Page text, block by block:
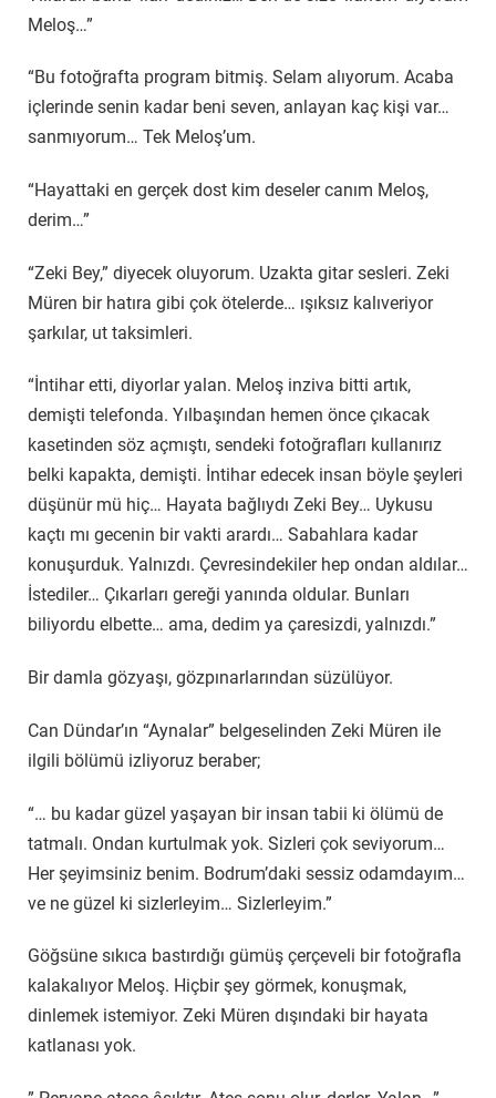
Meloş…”
“Bu fotoğrafta program bitmiş. Selam alıyorum. Acaba
içlerinde senin kadar beni seven, anlayan kaç kişi var…
sanmıyorum… Tek Meloş’um.
“Hayattaki en gerçek dost kim deseler canım Meloş,
derim…”
“Zeki Bey,” diyecek oluyorum. Uzakta gitar sesleri. Zeki
Müren bir hatıra gibi çok ötelerde… ışıksız kalıveriyor
şarkılar, ut taksimleri.
“İntihar etti, diyorlar yalan. Meloş inziva bitti artık,
demişti telefonda. Yılbaşından hemen önce çıkacak
kasetinden söz açmıştı, sendeki fotoğrafları kullanırız
belki kapakta, demişti. İntihar edecek insan böyle şeyleri
düşünür mü hiç… Hayata bağlıydı Zeki Bey… Uykusu
kaçtı mı gecenin bir vakti arardı… Sabahlara kadar
konuşurduk. Yalnızdı. Çevresindekiler hep ondan aldılar…
İstediler… Çıkarları gereği yanında oldular. Bunları
biliyordu elbette… ama, dedim ya çaresizdi, yalnızdı.”
Bir damla gözyaşı, gözpınarlarından süzülüyor.
Can Dündar’ın “Aynalar” belgeselinden Zeki Müren ile
ilgili bölümü izliyoruz beraber;
“… bu kadar güzel yaşayan bir insan tabii ki ölümü de
tatmalı. Ondan kurtulmak yok. Sizleri çok seviyorum…
Her şeyimsiniz benim. Bodrum’daki sessiz odamdayım…
ve ne güzel ki sizlerleyim… Sizlerleyim.”
Göğsüne sıkıca bastırdığı gümüş çerçeveli bir fotoğrafla
kalakalıyor Meloş. Hiçbir şey görmek, konuşmak,
dinlemek istemiyor. Zeki Müren dışındaki bir hayata
katlanası yok.